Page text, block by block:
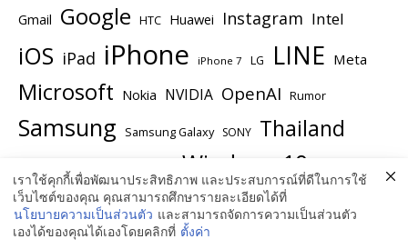
Gmail Google HTC Huawei Instagram Intel
iOS iPad iPhone iPhone 7 LG LINE Meta
Microsoft Nokia NVIDIA OpenAI Rumor
Samsung Samsung Galaxy SONY Thailand
USA Windows 10
Windows 11 Windows Insider Preview YouTube
เราใช้คุกกี้เพื่อพัฒนาประสิทธิภาพ และประสบการณ์ที่ดีในการใช้
เว็บไซต์ของคุณ คุณสามารถศึกษารายละเอียดได้ที่
นโยบายความเป็นส่วนตัว และสามารถจัดการความเป็นส่วนตัว
เองได้ของคุณได้เองโดยคลิกที่ ตั้งค่า